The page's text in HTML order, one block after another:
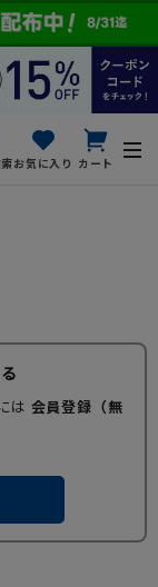
お気に入り カート
は 会員登録（無